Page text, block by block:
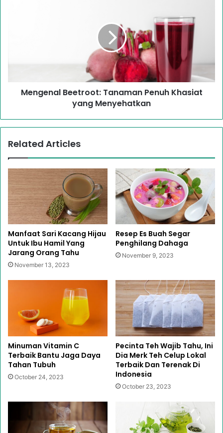
Mengenal Beetroot: Tanaman Penuh Khasiat
yang Menyehatkan
Related Articles
Manfaat Sari Kacang Hijau
Untuk Ibu Hamil Yang
Jarang Orang Tahu
November 13, 2023
Resep Es Buah Segar
Penghilang Dahaga
November 9, 2023
Minuman Vitamin C
Terbaik Bantu Jaga Daya
Tahan Tubuh
October 24, 2023
Pecinta Teh Wajib Tahu, Ini
Dia Merk Teh Celup Lokal
Terbaik Dan Terenak Di
Indonesia
October 23, 2023